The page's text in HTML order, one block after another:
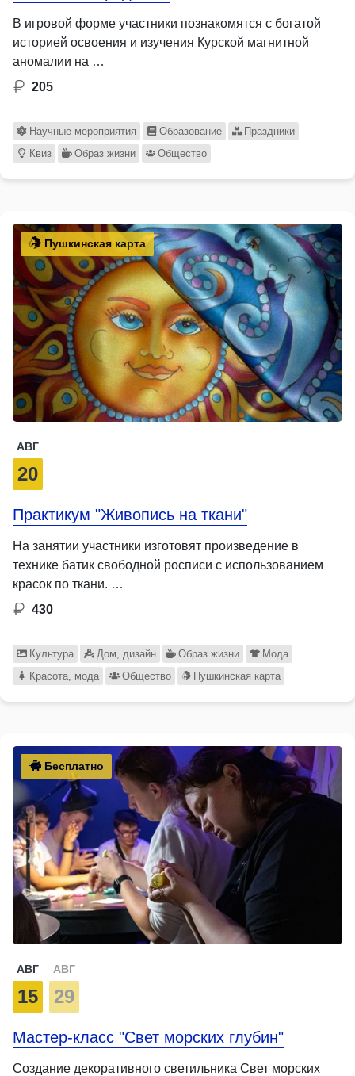
В игровой форме участники познакомятся с богатой
историей освоения и изучения Курской магнитной
аномалии на …
205
Научные мероприятия Образование
Праздники
Квиз
Образ жизни Общество
Пушкинская карта
АВГ
20
Практикум "Живопись на ткани"
На занятии участники изготовят произведение в
технике батик свободной росписи с использованием
красок по ткани. …
430
Культура Дом, дизайн Образ жизни
Мода
Красота, мода
Общество Пушкинская карта
Бесплатно
АВГ
15
АВГ
29
Мастер-класс "Свет морских глубин"
Создание декоративного светильника Свет морских